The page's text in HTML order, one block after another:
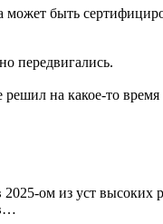
может быть
передвигались.
на какое-то время
ом из уст высоких